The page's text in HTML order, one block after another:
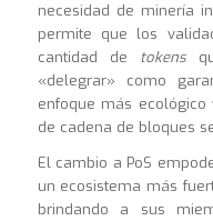
necesidad de minería
permite que los
cantidad de tokens
«delegrar» como
enfoque más
de cadena de bloques
El cambio a PoS
un ecosistema más
brindando a sus